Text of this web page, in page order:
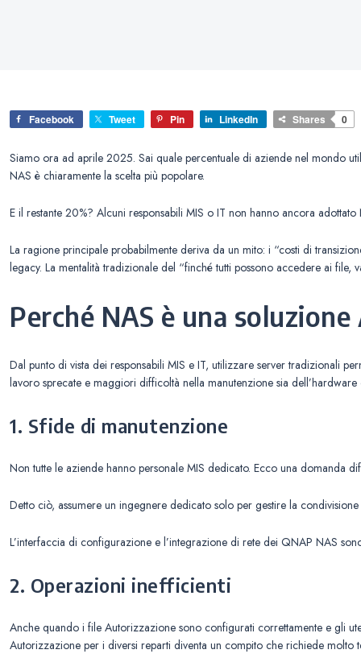
Facebook Tweet Pin LinkedIn Shares 0
Siamo ora ad aprile 2025. Sai quale percentuale di aziende nel mondo
NAS è chiaramente la scelta più popolare.
E il restante 20%? Alcuni responsabili MIS o IT non hanno ancora
La ragione principale probabilmente deriva da un mito: i “costi di
legacy. La mentalità tradizionale del “finché tutti possono accedere ai file,
Perché NAS è una
Dal punto di vista dei responsabili MIS e IT, utilizzare server tradizionali
lavoro sprecate e maggiori difficoltà nella manutenzione sia
1. Sfide di manutenzione
Non tutte le aziende hanno personale MIS dedicato. Ecco una domanda
Detto ciò, assumere un ingegnere dedicato solo per gestire la
L’interfaccia di configurazione e l’integrazione di rete dei QNAP NAS
2. Operazioni inefficienti
Anche quando i file Autorizzazione sono configurati correttamente e gli
Autorizzazione per i diversi reparti diventa un compito che richiede molto